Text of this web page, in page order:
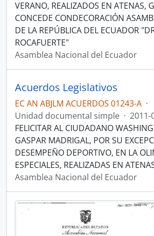
VERANO, REALIZADOS EN ATENAS,
CONCEDE CONDECORACIÓN
DE LA REPÚBLICA DEL ECUADOR
ROCAFUERTE"
Asamblea Nacional del Ecuador
Acuerdos Legislativos
EC AN ABJLM ACUERDOS 01243-A ·
Unidad documental simple · 2011-
FELICITAR AL CIUDADANO
GASPAR MADRIGAL, POR SU
DESEMPEÑO DEPORTIVO, EN LA
ESPECIALES, REALIZADAS EN
Asamblea Nacional del Ecuador